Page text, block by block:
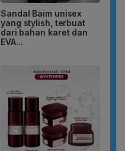
Sandal Baim unisex
yang stylish, terbuat
dari bahan karet dan
EVA...